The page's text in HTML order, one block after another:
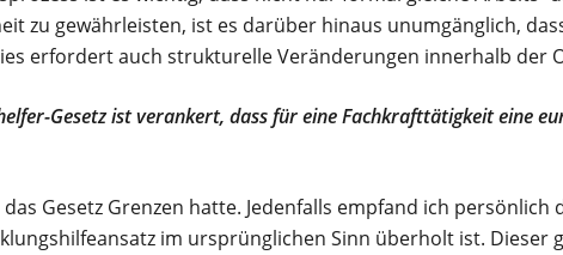
zu gewährleisten, ist es darüber hinaus unumgänglich,
erfordert auch strukturelle Veränderungen innerhalb der
Gesetz ist verankert, dass für eine Fachkrafttätigkeit eine
Gesetz Grenzen hatte. Jedenfalls empfand ich
im ursprünglichen Sinn überholt ist. Dieser